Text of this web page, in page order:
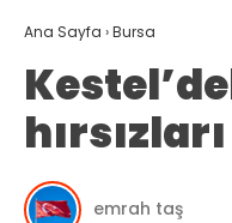
Ana Sayfa ›Bursa
emrah taş